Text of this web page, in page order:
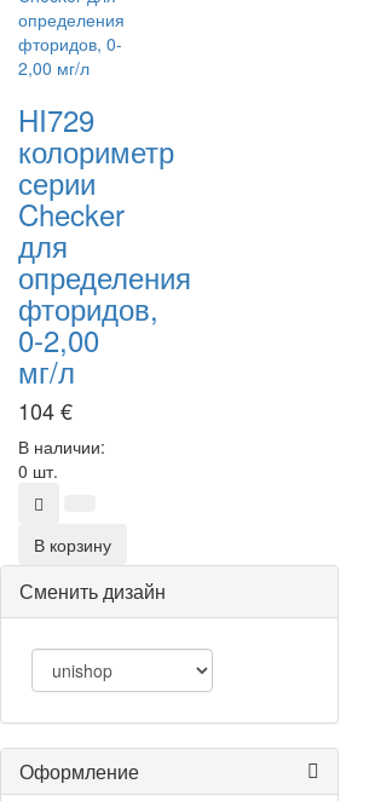
HI729
колориметр
серии
Checker
для
определения
фторидов,
0-2,00
мг/л
104€
В наличии:
0 шт.
В корзину
Сменить дизайн
Оформление